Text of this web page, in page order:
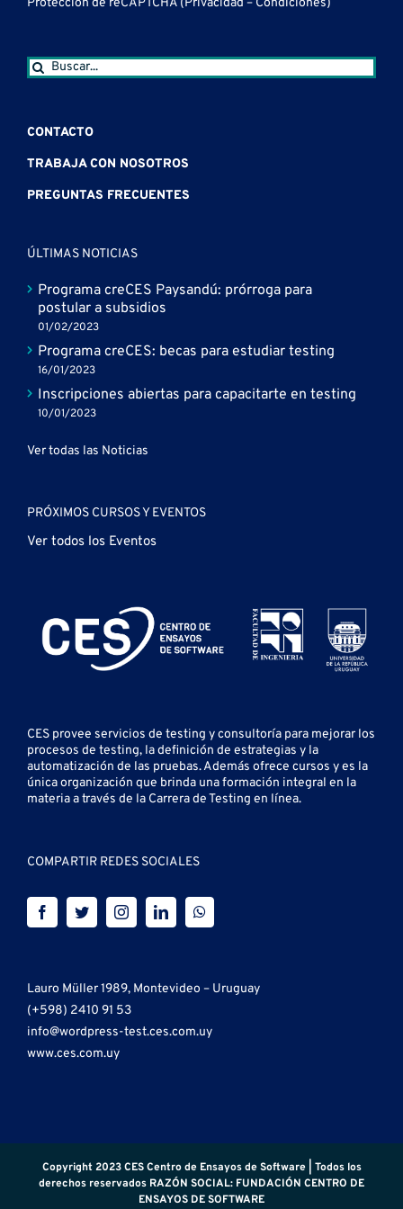
Buscar:
CONTACTO
TRABAJA CON NOSOTROS
PREGUNTAS FRECUENTES
ÚLTIMAS NOTICIAS
Programa creCES Paysandú: prórroga para
postular a subsidios
01/02/2023
Programa creCES: becas para estudiar testing
16/01/2023
Inscripciones abiertas para capacitarte en testing
10/01/2023
Ver todas las Noticias
PRÓXIMOS CURSOS Y EVENTOS
Ver todos los Eventos
CES provee servicios de testing yconsultoría para mejorar los
procesos de testing, la definición de estrategias y la
automatización de las pruebas.Además ofrece cursos y es la
única organización que brinda una formación integral en la
materia a través de la Carrera de Testing en línea.
COMPARTIR REDES SOCIALES
Lauro Müller 1989, Montevideo – Uruguay
(+598) 2410 91 53
info@wordpress-test.ces.com.uy
www.ces.com.uy
Copyright 2023 CES Centro de Ensayos de Software | Todos los
derechos reservados RAZÓN SOCIAL: FUNDACIÓN CENTRO DE
ENSAYOS DE SOFTWARE